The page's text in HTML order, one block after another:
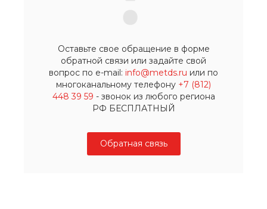
Оставьте свое обращение в форме
обратной связи или задайте свой
вопрос по e-mail: info@metds.ru или по
многоканальному телефону +7 (812)
448 39 59 - звонок из любого региона
РФ БЕСПЛАТНЫЙ
Обратная связь